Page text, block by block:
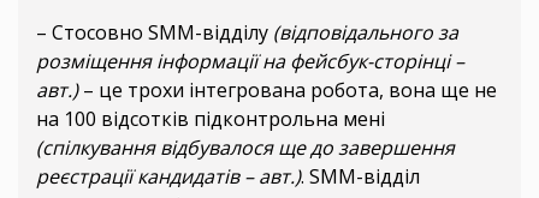
– Стосовно SMM-відділу (відповідального за
розміщення інформації на фейсбук-сторінці –
авт.)– це трохи інтегрована робота, вона ще не
на 100 відсотків підконтрольна мені
(спілкування відбувалося ще до завершення
реєстрації кандидатів – авт.). SMM-відділ